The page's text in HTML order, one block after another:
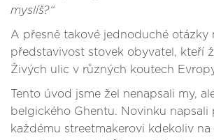
myslíš?“
A přesně takové jednoduché otázky
představivost stovek obyvatel, kteří
Živých ulic v různých koutech
Tento úvod jsme žel nenapsali my,
belgického Ghentu. Novinku napsali
každému streetmakerovi kdekoliv